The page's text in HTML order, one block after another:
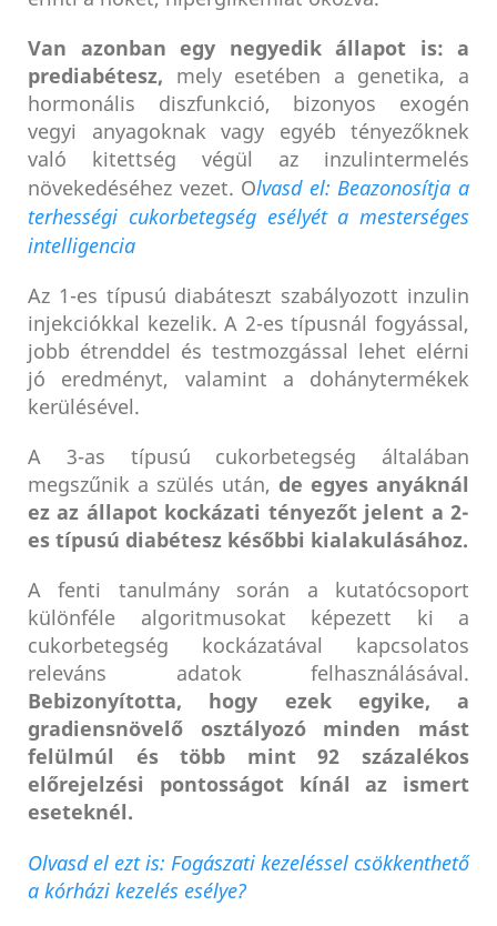
Van azonban egy negyedik állapot is: a
prediabétesz, mely esetében a genetika, a
hormonális diszfunkció, bizonyos exogén
vegyi anyagoknak vagy egyéb tényezőknek
való kitettség végül az inzulintermelés
növekedéséhez vezet. Olvasd el: Beazonosítja a
terhességi cukorbetegség esélyét a mesterséges
intelligencia
Az 1-es típusú diabáteszt szabályozott inzulin
injekciókkal kezelik. A 2-es típusnál fogyással,
jobb étrenddel és testmozgással lehet elérni
jó eredményt, valamint a dohánytermékek
kerülésével.
A 3-as típusú cukorbetegség általában
megszűnik a szülés után, de egyes anyáknál
ez az állapot kockázati tényezőt jelent a 2-
es típusú diabétesz későbbi kialakulásához.
A fenti tanulmány során a kutatócsoport
különféle algoritmusokat képezett ki a
cukorbetegség kockázatával kapcsolatos
releváns adatok felhasználásával.
Bebizonyította, hogy ezek egyike, a
gradiensnövelő osztályozó minden mást
felülmúl és több mint 92 százalékos
előrejelzési pontosságot kínál az ismert
eseteknél.
Olvasd el ezt is: Fogászati kezeléssel csökkenthető
a kórházi kezelés esélye?